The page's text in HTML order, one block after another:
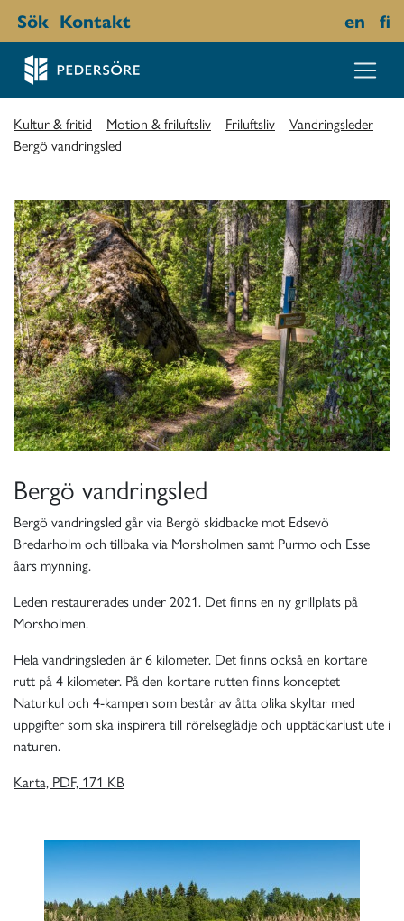
Sök Kontakt en fi
Kultur & fritid Motion & friluftsliv Friluftsliv
Vandringsleder
Bergö vandringsled
Bergö vandringsled
Bergö vandringsled går via Bergö skidbacke mot Edsevö
Bredarholm och tillbaka via Morsholmen samt Purmo och Esse
åars mynning.
Leden restaurerades under 2021. Det finns en ny grillplats på
Morsholmen.
Hela vandringsleden är 6 kilometer. Det finns också en kortare
rutt på 4 kilometer. På den kortare rutten finns konceptet
Naturkul och 4-kampen som består av åtta olika skyltar med
uppgifter som ska inspirera till rörelseglädje och upptäckarlust ute i
naturen.
Karta, PDF, 171 KB